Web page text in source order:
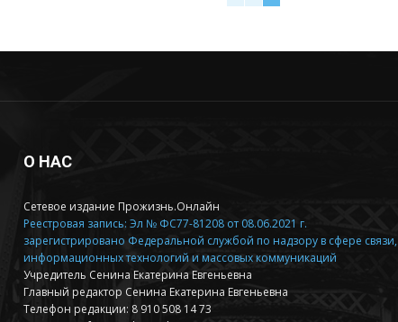
О НАС
Сетевое издание Прожизнь.Онлайн
Реестровая запись: Эл № ФС77-81208 от 08.06.2021 г.
зарегистрировано Федеральной службой по надзору в сфере связи,
информационных технологий и массовых коммуникаций
Учредитель Сенина Екатерина Евгеньевна
Главный редактор Сенина Екатерина Евгеньевна
Телефон редакции: 8 910 508 14 73